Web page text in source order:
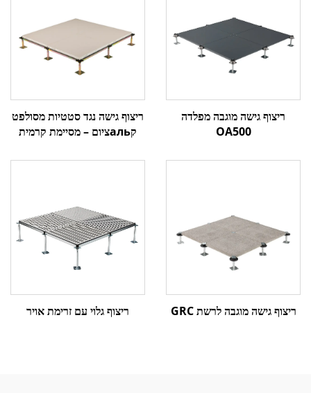
ריצוף גישה מוגבה מפלדה
OA500
ריצוף גישה נגד סטטיות מסולפט
קальציום – מסיימת קרמית
ריצוף גישה מוגבה לרשת GRC ריצוף גלוי עם זרימת אויר